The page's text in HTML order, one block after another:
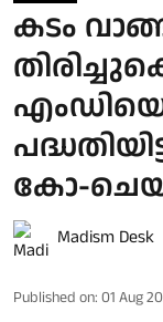
കടം
എംഡിയെ
കോ-
Madism Desk
Published on: 01 Aug